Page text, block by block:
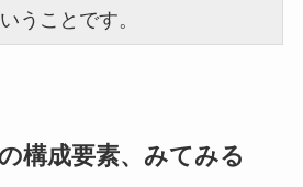
うことです。
構成要素、みてみる